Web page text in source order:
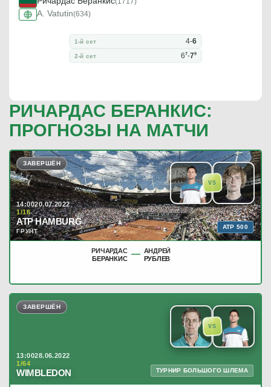
A. Vatutin(634)
1-й сет 4-6
2-й сет 67-79
РИЧАРДАС БЕРАНКИС:
ПРОГНОЗЫ НА МАТЧИ
VS
ЗАВЕРШЁН
14:0020.07.2022
1/16
ATP HAMBURG
ГРУНТ
ATP 500
РИЧАРДАС
БЕРАНКИС — АНДРЕЙ
РУБЛЕВ
VS
ЗАВЕРШЁН
13:0028.06.2022
1/64
WIMBLEDON ТУРНИР БОЛЬШОГО ШЛЕМА